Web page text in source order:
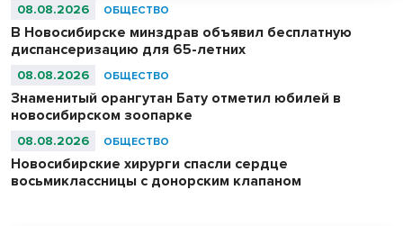
08.08.2026 ОБЩЕСТВО
В Новосибирске минздрав объявил бесплатную
диспансеризацию для 65-летних
08.08.2026 ОБЩЕСТВО
Знаменитый орангутан Бату отметил юбилей в
новосибирском зоопарке
08.08.2026 ОБЩЕСТВО
Новосибирские хирурги спасли сердце
восьмиклассницы с донорским клапаном